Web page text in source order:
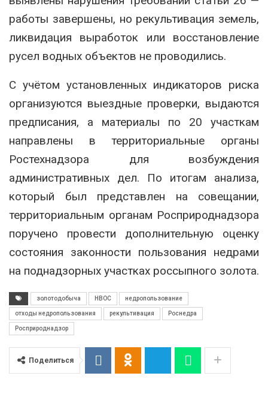
работы завершены, но рекультивация земель,
ликвидация выработок или восстановление
русел водных объектов не проводились.
С учётом установленных индикаторов риска
организуются выездные проверки, выдаются
предписания, а материалы по 20 участкам
направлены в территориальные органы
Ростехнадзора для возбуждения
административных дел. По итогам анализа,
который был представлен на совещании,
территориальным органам Росприроднадзора
поручено провести дополнительную оценку
состояния законности пользования недрами
на поднадзорных участках россыпного золота.
золотодобыча НВОС недропользование
отходы недропользования рекультивация Роснедра
Росприроднадзор
Поделиться